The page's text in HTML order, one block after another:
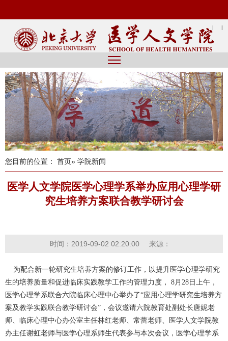
| |
您目前的位置： 首页» 学院新闻
医学人文学院医学心理学系举办应用心理学研
究生培养方案联合教学研讨会
时间：2019-09-02 02:20:00 来源：
为配合新一轮研究生培养方案的修订工作，以提升医学心理学研究
生的培养质量和促进临床实践教学工作的管理力度， 8月28日上午，
医学心理学系联合六院临床心理中心举办了“应用心理学研究生培养方
案及教学实践联合教学研讨会”，会议邀请六院教育处副处长唐妮老
师、临床心理中心办公室主任林红老师、常蕾老师、医学人文学院教
办主任谢虹老师与医学心理系师生代表参与本次会议，医学心理学系